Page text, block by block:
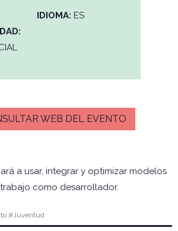
IDIOMA: ES
WEB DEL EVENTO
a usar, integrar y optimizar modelos
como desarrollador.
#Juventud